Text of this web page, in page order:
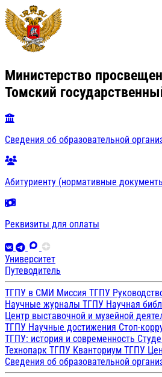
Министерство
Томский
Сведения об образовательной
Абитуриенту (нормативные
Реквизиты для оплаты
Университет
Путеводитель
ТГПУ в СМИ Миссия ТГПУ
Научные журналы ТГПУ Научная
Центр выставочной и музейной
ТГПУ Научные достижения Стоп-
ТГПУ: история и современность
Технопарк ТГПУ Кванториум ТГПУ
Сведения об образовательной